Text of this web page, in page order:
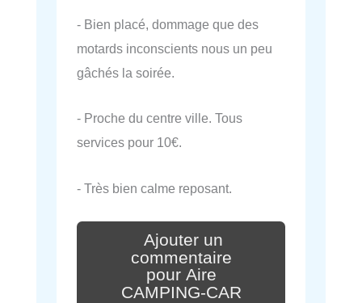
- Bien placé, dommage que des
motards inconscients nous un peu
gâchés la soirée.
- Proche du centre ville. Tous
services pour 10€.
- Très bien calme reposant.
Ajouter un
commentaire
pour Aire
CAMPING-CAR